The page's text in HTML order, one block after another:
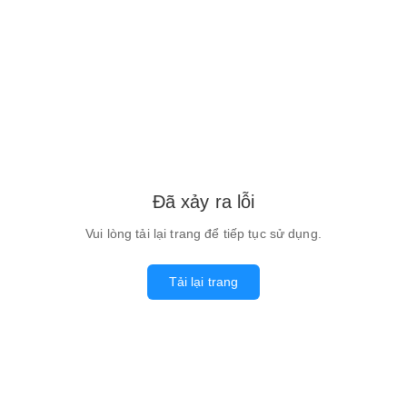
Đã xảy ra lỗi
Vui lòng tải lại trang để tiếp tục sử dụng.
Tải lại trang